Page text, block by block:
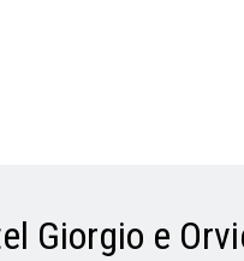
Giorgio e